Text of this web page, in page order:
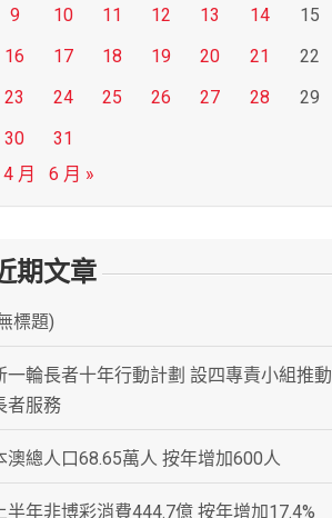
9
10 11 12 13 14
15
16
17 18 19 20 21
22
23
24 25 26 27 28
29
30
31
月
6 月 »
期文章
標題)
一輪長者十年行動計劃 設四專責小組推動
者服務
澳總人口68.65萬人 按年增加600人
半年非博彩消費444.7億 按年增加17.4%